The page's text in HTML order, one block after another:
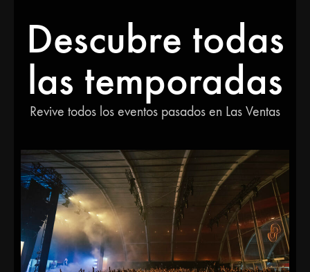
Descubre todas
las temporadas
Revive todos los eventos pasados en Las Ventas